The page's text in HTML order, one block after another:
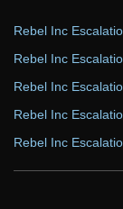
Rebel Inc
Rebel Inc
Rebel Inc
Rebel Inc
Rebel Inc